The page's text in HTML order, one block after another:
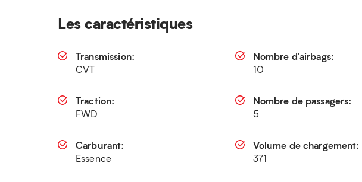
Les caractéristiques
Transmission:
CVT
Traction:
FWD
Carburant:
Essence
Nombre d'airbags:
10
Nombre de passagers:
5
Volume de chargement:
371